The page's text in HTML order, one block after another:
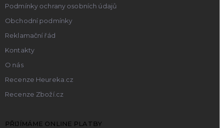
Podmínky ochrany osobních údajů
Obchodní podmínky
Reklamační řád
Kontakty
O nás
Recenze Heureka.cz
Recenze Zboží.cz
PŘIJÍMÁME ONLINE PLATBY